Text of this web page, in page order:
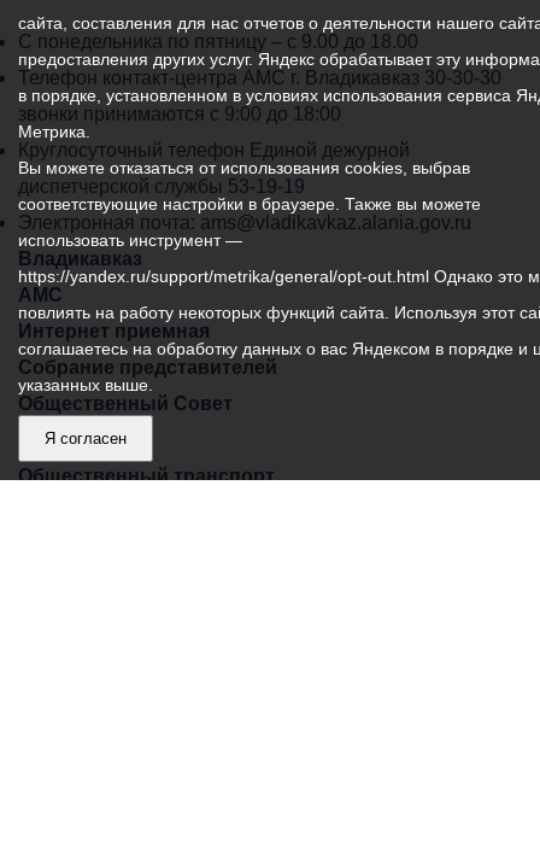
График
работы
администрации
местного
самоуправления
города
Владикавказ:
С понедельника по пятницу – с 9.00 до 18.00
Телефон контакт-центра АМС г. Владикавказ 30-30-30
звонки принимаются с 9:00 до 18:00
Круглосуточный телефон Единой дежурной
диспетчерской службы 53-19-19
Электронная почта: ams@vladikavkaz.alania.gov.ru
Владикавказ
АМС
Интернет приемная
Собрание представителей
Общественный Совет
Пресс-центр
Общественный транспорт
сайта, составления для нас отчетов о деятельности нашего
предоставления других услуг. Яндекс обрабатывает эту
в порядке, установленном в условиях использования сервиса
Метрика.
Вы можете отказаться от использования cookies, выбрав
соответствующие настройки в браузере. Также вы можете
использовать инструмент —
https://yandex.ru/support/metrika/general/opt-out.html Однако это
повлиять на работу некоторых функций сайта. Используя этот
соглашаетесь на обработку данных о вас Яндексом в порядке и
указанных выше.
Я согласен